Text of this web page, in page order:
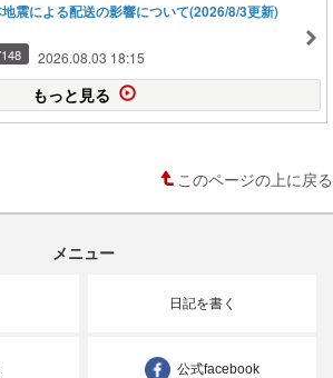
震による配送の影響について(2026/8/3更新)
2026.08.03 18:15
もっと見る
このページの上に戻る
メニュー
日記を書く
公式facebook